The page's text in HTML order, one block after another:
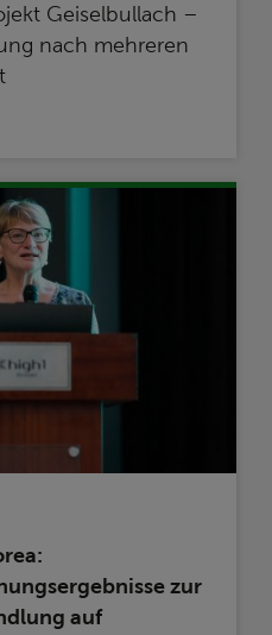
Geiselbullach –
nach mehreren
zur
auf